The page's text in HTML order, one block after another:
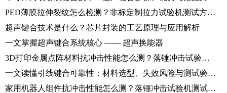
PED薄膜拉伸裂纹怎么检测？非标定制拉力试验机测试方法详解
超声键合技术是什么？芯片封装的工艺原理与应用解析
一文掌握超声键合系统核心 —— 超声换能器
3D打印金属点阵材料抗冲击性能怎么测？落锤冲击试验机操作步骤详解
一文读懂引线键合可靠性：材料选型、失效风险与测试验证全解析
家用机器人组件抗冲击性能怎么测？落锤冲击试验机测试方法详解